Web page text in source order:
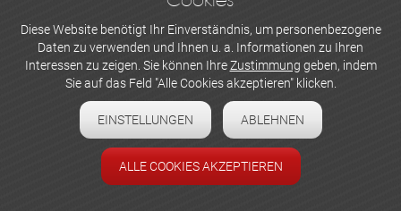
WERBEN UND INSERIEREN
Newsletter abonnieren
Datenschutzerklärung
Cookie-Einstellungen
Diese Website benötigt Ihr Einverständnis, um personenbezogene
Daten zu verwenden und Ihnen u. a. Informationen zu Ihren
Interessen zu zeigen. Sie können IhreZustimmung geben, indem
Sie auf das Feld "Alle Cookies akzeptieren" klicken.
EINSTELLUNGEN ABLEHNEN
ALLE COOKIES AKZEPTIEREN